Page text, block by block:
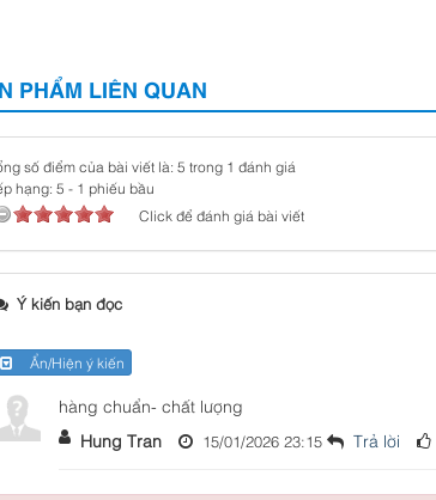
PHẨM LIÊN QUAN
số điểm của bài viết là: 5 trong 1 đánh giá
hạng: 5 - 1 phiếu bầu
Click để đánh giá bài viết
Ý kiến bạn đọc
Ẩn/Hiện ý kiến
hàng chuẩn- chất lượng
Hung Tran
15/01/2026 23:15 Trả lời